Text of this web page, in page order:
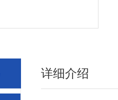
详细介绍